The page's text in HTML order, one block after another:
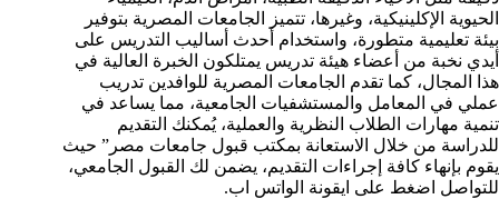
بالدول الأخرى
الاعتراف الدولي بماجستير مختبرات طبية في مصر
الأسئلة الشائعة حول ماجستير مختبرات طبية في مصر
الحيوية الإكلينيكية، وغيرها، تتميز الجامعات المصرية بتوفير
بيئة تعليمية متطورة، واستخدام أحدث أساليب التدريس على
أيدي نخبة من أعضاء هيئة تدريس يمتلكون الخبرة العالية في
هذا المجال، كما تقدم الجامعات المصرية للوافدين تدريب
عملي في المعامل والمستشفيات الجامعية، مما يساعد في
تنمية مهارات الطلاب النظرية والعملية، يُمكنك التقديم
للدراسة من خلال الاستعانة بمكتب قبول جامعات مصر” حيث
يقوم بإنهاء كافة إجراءات التقديم، يضمن لك القبول الجامعي،
للتواصل اضغط على ايقونة الواتس اب.